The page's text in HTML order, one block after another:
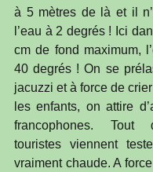
à 5 mètres de là et il
l’eau à 2 degrés ! Ici
cm de fond maximum,
40 degrés ! On se
jacuzzi et à force de
les enfants, on attire
francophones. Tout
touristes viennent
vraiment chaude. A